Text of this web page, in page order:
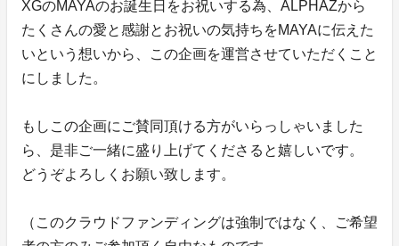
XGのMAYAのお誕生日をお祝いする為、ALPHAZから
たくさんの愛と感謝とお祝いの気持ちをMAYAに伝えた
いという想いから、この企画を運営させていただくこと
にしました。
もしこの企画にご賛同頂ける方がいらっしゃいました
ら、是非ご一緒に盛り上げてくださると嬉しいです。
どうぞよろしくお願い致します。
（このクラウドファンディングは強制ではなく、ご希望